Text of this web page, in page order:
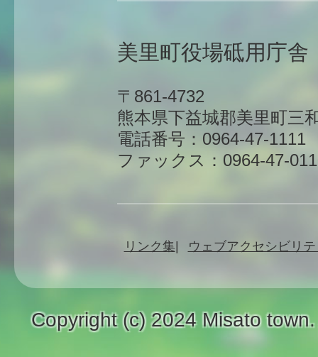
美里町役場砥用庁舎
〒861-4732
熊本県下益城郡美里町三
電話番号：0964-47-1111
ファックス：0964-47-
リンク集 ウェブアクセシビリ
Copyright (c) 2024 Misato